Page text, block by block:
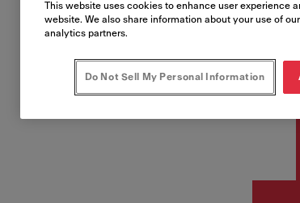
This website uses cookies to enhance user experience
website. We also share information about your use of
analytics partners.
Do Not Sell My Personal Information